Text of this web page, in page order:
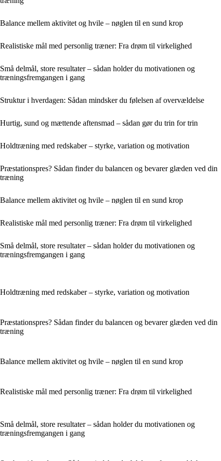
Balance mellem aktivitet og hvile – nøglen til en sund krop
Realistiske mål med personlig træner: Fra drøm til virkelighed
Små delmål, store resultater – sådan holder du motivationen og
træningsfremgangen i gang
Struktur i hverdagen: Sådan mindsker du følelsen af overvældelse
Hurtig, sund og mættende aftensmad – sådan gør du trin for trin
Holdtræning med redskaber – styrke, variation og motivation
Præstationspres? Sådan finder du balancen og bevarer glæden ved din
træning
Balance mellem aktivitet og hvile – nøglen til en sund krop
Realistiske mål med personlig træner: Fra drøm til virkelighed
Små delmål, store resultater – sådan holder du motivationen og
træningsfremgangen i gang
Holdtræning med redskaber – styrke, variation og motivation
Præstationspres? Sådan finder du balancen og bevarer glæden ved din
træning
Balance mellem aktivitet og hvile – nøglen til en sund krop
Realistiske mål med personlig træner: Fra drøm til virkelighed
Små delmål, store resultater – sådan holder du motivationen og
træningsfremgangen i gang